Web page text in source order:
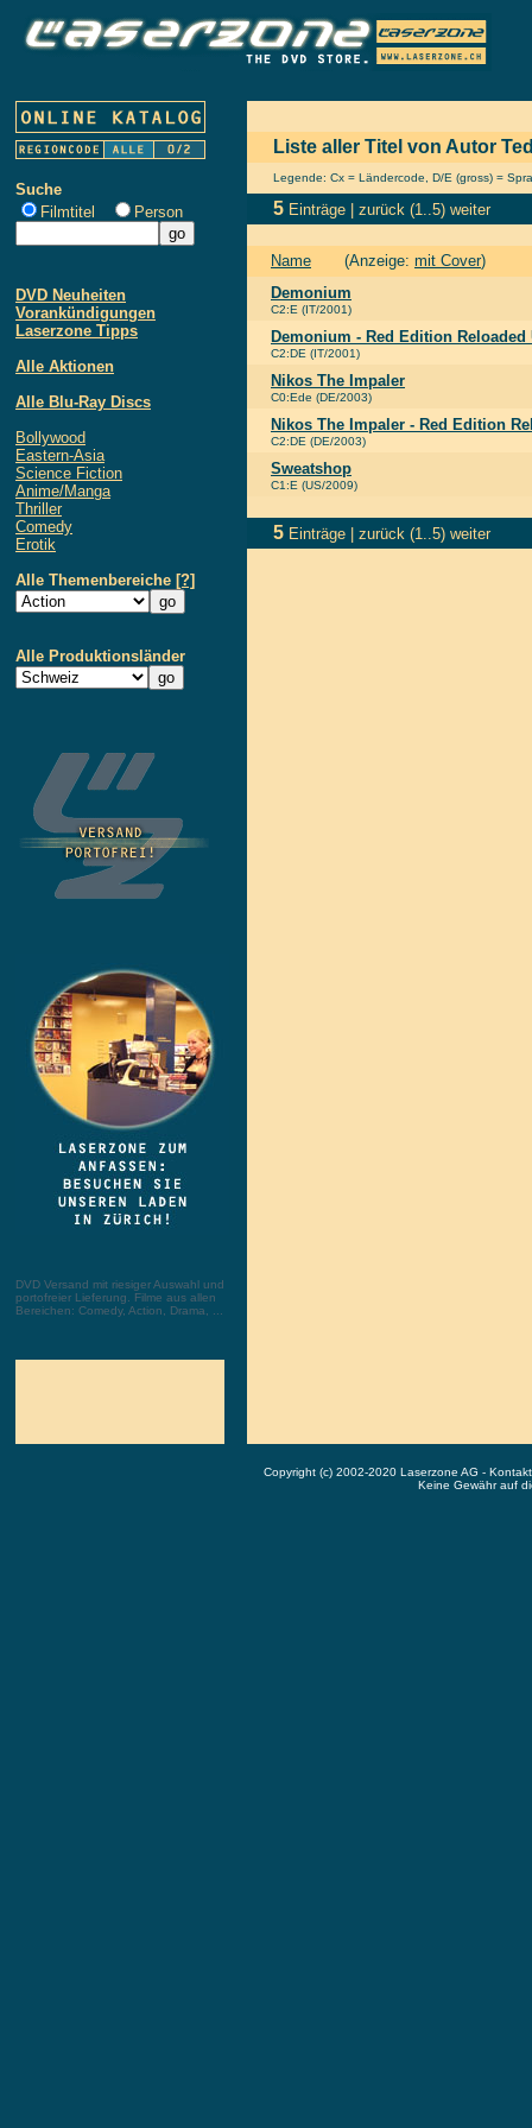
Suche
Filmtitel
Person
DVD Neuheiten
Vorankündigungen
Laserzone Tipps
Alle Aktionen
Alle Blu-Ray Discs
Bollywood
Eastern-Asia
Science Fiction
Anime/Manga
Thriller
Comedy
Erotik
Alle Themenbereiche [?]
Alle Produktionsländer
DVD Versand mit riesiger Auswahl und
portofreier Lieferung. Filme aus allen
Bereichen: Comedy, Action, Drama, ...
Liste aller Titel von Autor
Legende: Cx = Ländercode, D/E (gross) =
5 Einträge | zurück (1..5) weiter
Name (Anzeige: mit Cover)
Demonium
C2:E (IT/2001)
Demonium - Red Edition
C2:DE (IT/2001)
Nikos The Impaler
C0:Ede (DE/2003)
Nikos The Impaler - Red Edition
C2:DE (DE/2003)
Sweatshop
C1:E (US/2009)
5 Einträge | zurück (1..5) weiter
Copyright (c) 2002-2020 Laserzone AG -
Keine Gewähr auf